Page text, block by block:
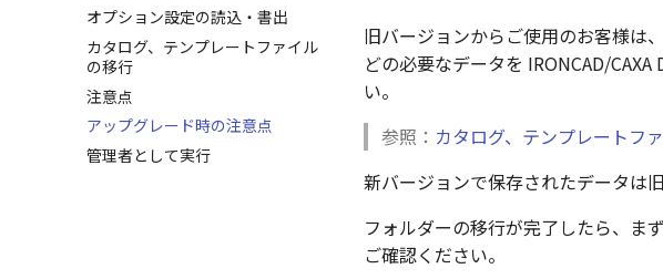
パーツ
アセンブリ
インタラクション - インタラク
ション
インタラクション - マウス
フォルダー
初期化、読み込み、書き出し
パス
表示
システム
インタラクション
テキスト
オプション設定の読込・書出
カタログ、テンプレートファイル
の移行
注意点
アップグレード時の注意点
管理者として実行
旧バージョンからご使用のお客様は
どの必要なデータを IRONCAD/
い。
参照： カタログ、テンプレートフ
新バージョンで保存されたデータは
フォルダーの移行が完了したら、ま
ご確認ください。